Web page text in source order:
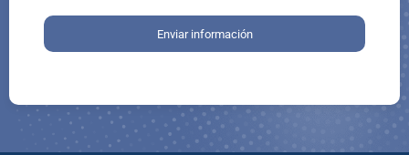
Enviar información